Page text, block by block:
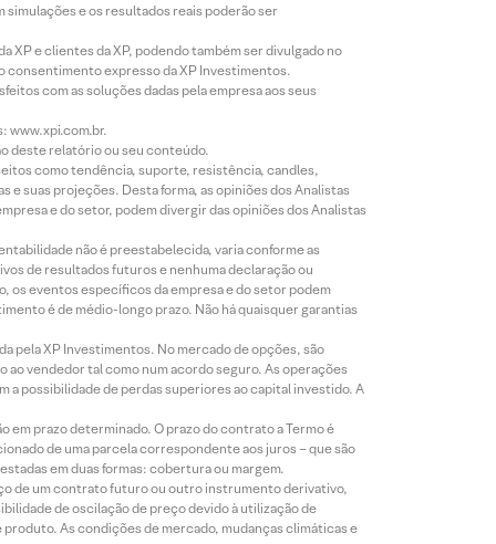
e os resultados reais poderão ser
e clientes da XP, podendo também ser divulgado no
consentimento expresso da XP Investimentos.
com as soluções dadas pela empresa aos seus
www.xpi.com.br.
deste relatório ou seu conteúdo.
como tendência, suporte, resistência, candles,
e suas projeções. Desta forma, as opiniões dos Analistas
e do setor, podem divergir das opiniões dos Analistas
não é preestabelecida, varia conforme as
de resultados futuros e nenhuma declaração ou
os eventos específicos da empresa e do setor podem
é de médio-longo prazo. Não há quaisquer garantias
pela XP Investimentos. No mercado de opções, são
vendedor tal como num acordo seguro. As operações
possibilidade de perdas superiores ao capital investido. A
em prazo determinado. O prazo do contrato a Termo é
de uma parcela correspondente aos juros – que são
em duas formas: cobertura ou margem.
de um contrato futuro ou outro instrumento derivativo,
de oscilação de preço devido à utilização de
As condições de mercado, mudanças climáticas e